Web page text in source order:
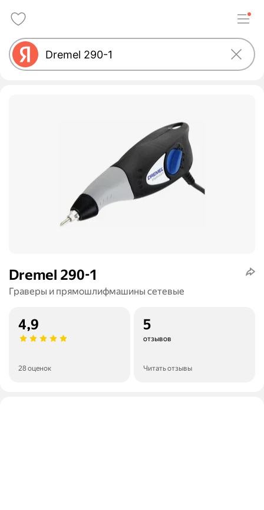
Dremel 290-1
Граверы и прямошлифмашины сетевые
4,9
28 оценок
5
отзывов
Читать отзывы